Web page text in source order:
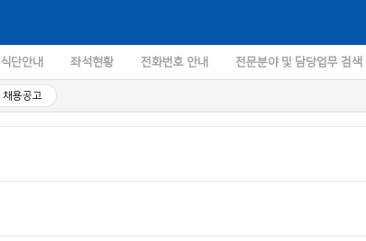
식단안내 좌석현황 전화번호 안내 전문분야 및 담당업무 검색
채용공고